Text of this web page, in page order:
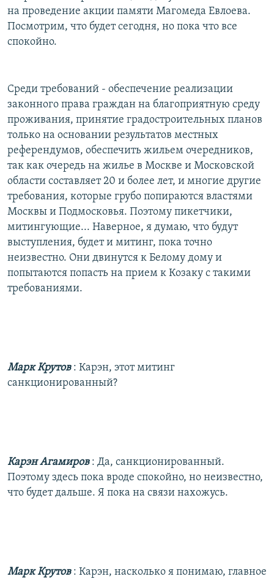
на проведение акции памяти Магомеда Евлоева.
Посмотрим, что будет сегодня, но пока что все
спокойно.
Среди требований - обеспечение реализации
законного права граждан на благоприятную среду
проживания, принятие градостроительных планов
только на основании результатов местных
референдумов, обеспечить жильем очередников,
так как очередь на жилье в Москве и Московской
области составляет 20 и более лет, и многие другие
требования, которые грубо попираются властями
Москвы и Подмосковья. Поэтому пикетчики,
митингующие... Наверное, я думаю, что будут
выступления, будет и митинг, пока точно
неизвестно. Они двинутся к Белому дому и
попытаются попасть на прием к Козаку с такими
требованиями.
Марк Крутов : Карэн, этот митинг
санкционированный?
Карэн Агамиров : Да, санкционированный.
Поэтому здесь пока вроде спокойно, но неизвестно,
что будет дальше. Я пока на связи нахожусь.
Марк Крутов : Карэн, насколько я понимаю, главное